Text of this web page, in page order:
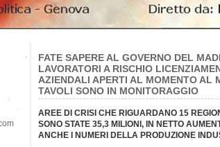
FATE SAPERE AL GOVERNO DEL
LAVORATORI A RISCHIO
AZIENDALI APERTI AL MOMENTO AL
TAVOLI SONO IN MONITORAGGIO
AREE DI CRISI CHE RIGUARDANO 15
SONO STATE 35,3 MILIONI, IN NETTO
ANCHE I NUMERI DELLA PRODUZIONE